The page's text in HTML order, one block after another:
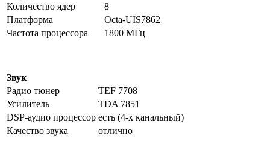
Количество ядер
8
Платформа
Octa-UIS7862
Частота процессора
1800 МГц
Звук
Радио тюнер
TEF 7708
Усилитель
TDA 7851
DSP-аудио процессор есть (4-х канальный)
Качество звука
отлично